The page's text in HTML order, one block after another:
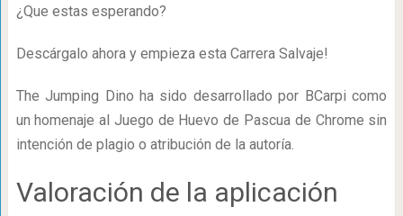
¿Que estas esperando?
Descárgalo ahora y empieza esta Carrera Salvaje!
The Jumping Dino ha sido desarrollado por BCarpi como
un homenaje al Juego de Huevo de Pascua de Chrome sin
intención de plagio o atribución de la autoría.
Valoración de la aplicación